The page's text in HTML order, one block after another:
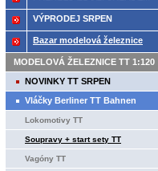
VÝPRODEJ SRPEN
Bazar modelová železnice
MODELOVÁ ŽELEZNICE TT 1:120
NOVINKY TT SRPEN
Vláčky Berliner TT Bahnen
Lokomotivy TT
Soupravy + start sety TT
Vagóny TT